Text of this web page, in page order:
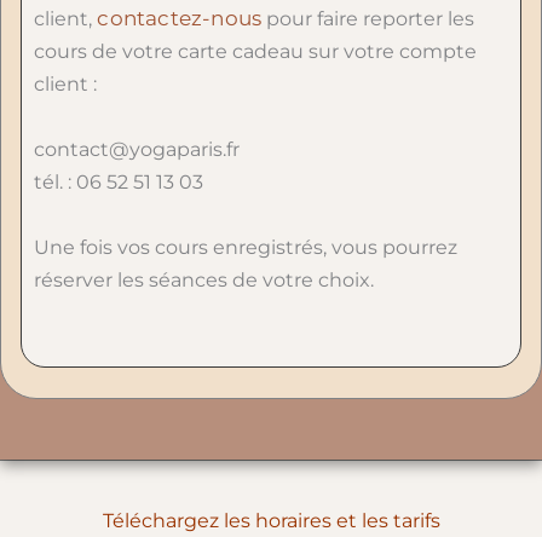
client,contactez-nous pour faire reporter les
cours de votre carte cadeau sur votre compte
client :
contact@yogaparis.fr
tél. : 06 52 51 13 03
Une fois vos cours enregistrés, vous pourrez
réserver les séances de votre choix.
Téléchargez les horaires et les tarifs